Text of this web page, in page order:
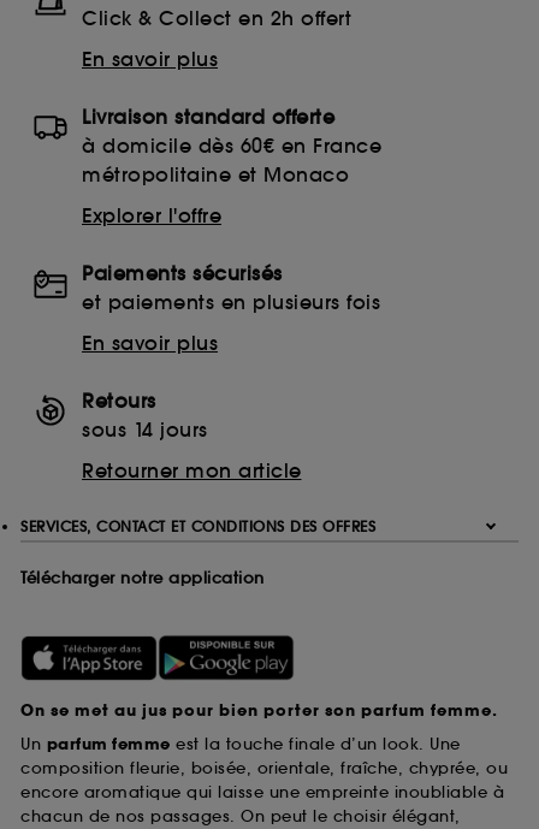
Click & Collect en 2h offert
En savoir plus
Livraison standard offerte
à domicile dès 60€ en France
métropolitaine et Monaco
Explorer l'offre
Paiements sécurisés
et paiements en plusieurs fois
En savoir plus
Retours
sous 14 jours
Retourner mon article
SERVICES, CONTACT ET CONDITIONS DES OFFRES
Télécharger notre application
On se met au jus pour bien porter son parfum femme.
Un parfum femme est la touche finale d’un look. Une
composition fleurie, boisée, orientale, fraîche, chyprée, ou
encore aromatique qui laisse une empreinte inoubliable à
chacun de nos passages. On peut le choisir élégant,